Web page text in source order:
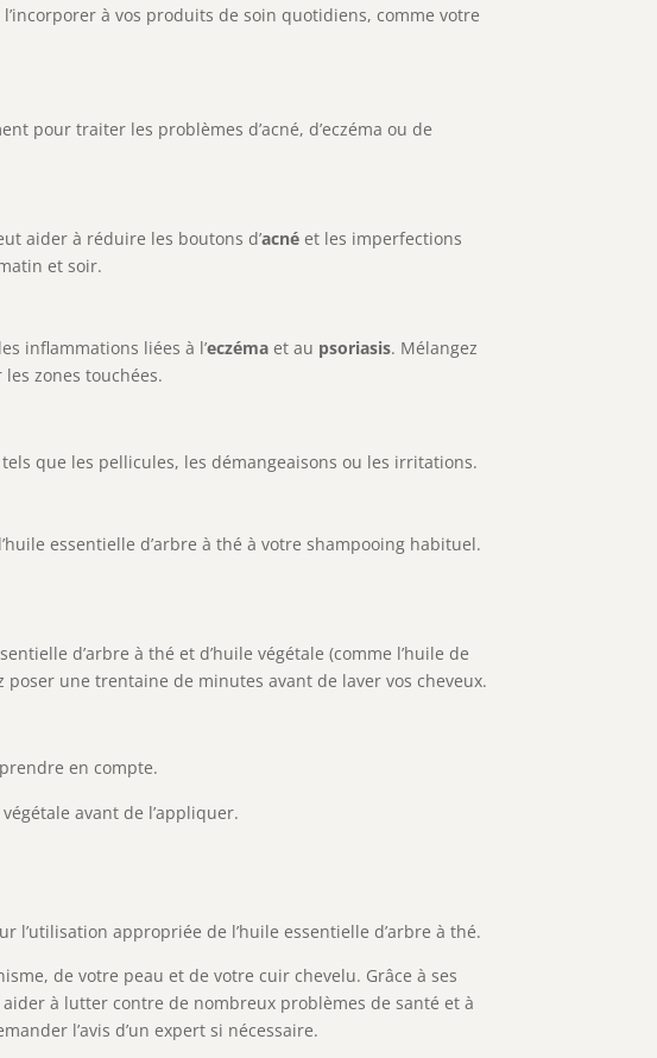
à vos produits de soin quotidiens, comme votre
pour traiter les problèmes d’acné, d’eczéma ou de
aider à réduire les boutons d’acné et les imperfections
et soir.
inflammations liées à l’eczéma et au psoriasis. Mélangez
zones touchées.
que les pellicules, les démangeaisons ou les irritations.
essentielle d’arbre à thé à votre shampooing habituel.
d’arbre à thé et d’huile végétale (comme l’huile de
une trentaine de minutes avant de laver vos cheveux.
en compte.
avant de l’appliquer.
l’utilisation appropriée de l’huile essentielle d’arbre à thé.
de votre peau et de votre cuir chevelu. Grâce à ses
à lutter contre de nombreux problèmes de santé et à
l’avis d’un expert si nécessaire.